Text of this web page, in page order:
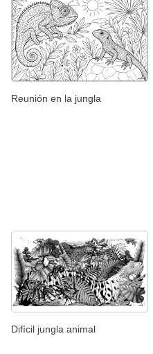
Reunión en la jungla
Difícil jungla animal